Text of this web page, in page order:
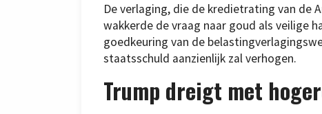
De verlaging, die de kredietrating van de
wakkerde de vraag naar goud als veilige
goedkeuring van de
staatsschuld aanzienlijk zal verhogen.
Trump dreigt met